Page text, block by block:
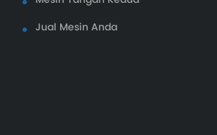
Jual Mesin Anda